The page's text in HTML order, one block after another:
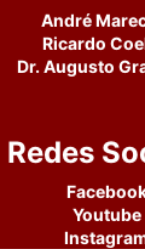
André
Ricardo
Dr. Augusto
Redes
Youtube